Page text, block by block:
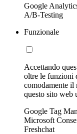
Google
A/B-Testing
Funzionale
Accettando
oltre le funzioni
comodamente il
questo sito web
Google Tag
Microsoft
Freshchat